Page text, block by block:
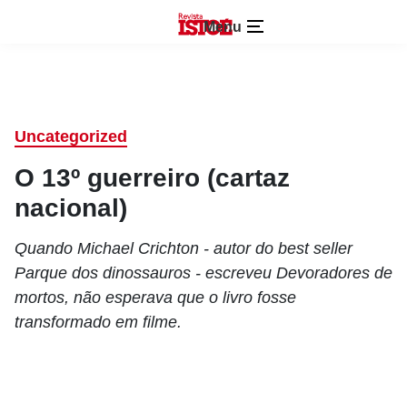
Menu
Uncategorized
O 13º guerreiro (cartaz
nacional)
Quando Michael Crichton - autor do best seller
Parque dos dinossauros - escreveu Devoradores de
mortos, não esperava que o livro fosse
transformado em filme.